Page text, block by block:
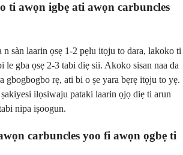
ti awọn igbẹ ati awọn carbuncles
n sàn laarin ọsẹ 1-2 pẹlu itọju to dara, lakoko ti
le gba ọsẹ 2-3 tabi diẹ sii. Akoko sisan naa da
gbogbogbo rẹ, ati bi o ṣe yara bẹrẹ itọju to yẹ.
ilọsiwaju pataki laarin ọjọ diẹ ti arun
nipa iṣoogun.
carbuncles yoo fi awọn ọgbẹ ti